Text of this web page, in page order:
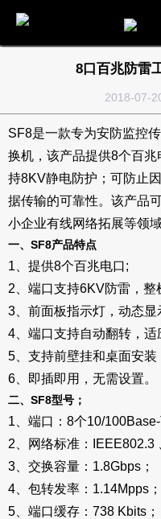
8口百兆防雷
2018-07-
SF8是一款专为安防监控
换机，该产品提供8个百
持8KV静电防护；可防止
据传输的可靠性。该产品
小企业有线网络拓展等领域
一、SF8产品特点
1、提供8个百兆电口;
2、端口支持6KV防雷，整
3、前面板指示灯，动态显
4、端口支持自动翻转，适
5、支持前壁挂和桌面安装
6、即插即用，无需设置。
二、SF8型号；
1、端口：8个10/
2、网络标准：IEEE802.3
3、交换容量：1.8Gbps；
4、包转发率：1.14Mpps；
5、端口缓存：738 Kbits；
电话